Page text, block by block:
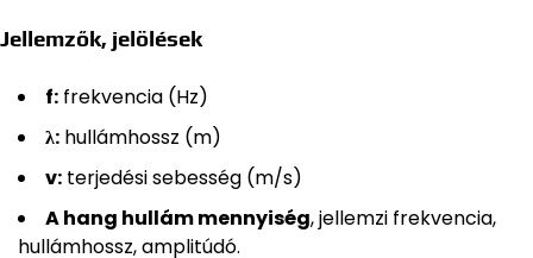
Jellemzők, jelölések
f: frekvencia (Hz)
λ: hullámhossz (m)
v: terjedési sebesség (m/s)
A hang hullám mennyiség, jellemzi frekvencia,
hullámhossz, amplitúdó.